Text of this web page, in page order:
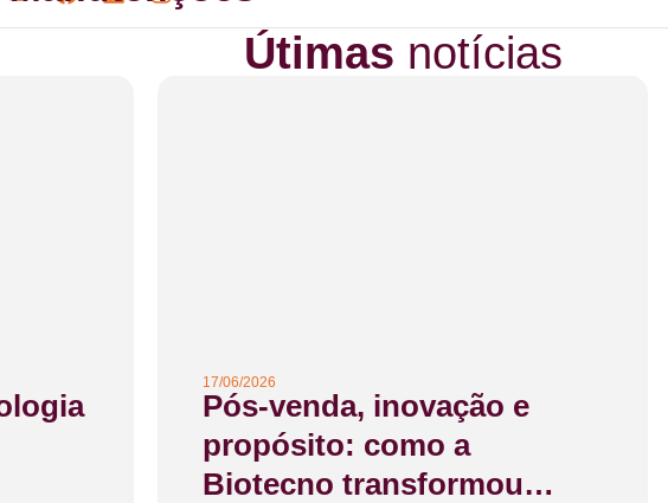
Útimas notícias
17/06/2026
Pós-venda, inovação e
propósito: como a
Biotecno transformou